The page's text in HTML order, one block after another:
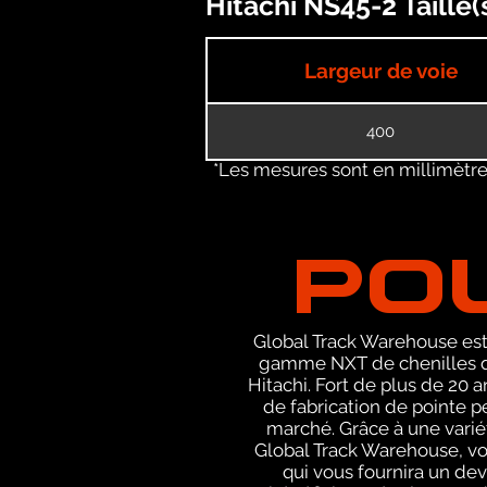
Largeur de voie
400
*Les mesures sont en
Global Track Warehouse
gamme NXT de chenilles
Hitachi. Fort de plus de 20
de fabrication de pointe
marché. Grâce à une
Global Track Warehouse,
qui vous fournira un